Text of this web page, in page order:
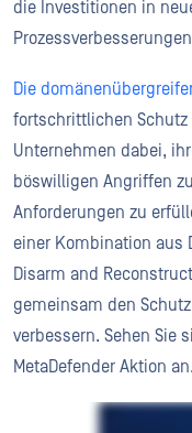
die Investitionen in
Die
fortschrittlichen Schutz
Unternehmen dabei,
böswilligen Angriffen
Anforderungen zu
einer Kombination aus
Disarm and
gemeinsam den
verbessern. Sehen Sie
MetaDefender Aktion an.